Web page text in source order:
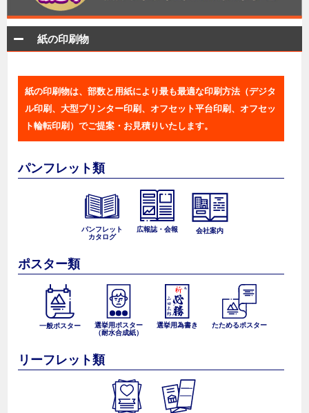
紙の印刷物
紙の印刷物は、部数と用紙により最も最適な印刷方法（デジタ
ル印刷、大型プリンター印刷、オフセット平台印刷、オフセッ
ト輪転印刷）でご提案・お見積りいたします。
パンフレット類
パンフレット
カタログ
広報誌・会報 会社案内
ポスター類
一般ポスター
選挙用ポスター
（耐水合成紙）
選挙用為書き たためるポスター
リーフレット類